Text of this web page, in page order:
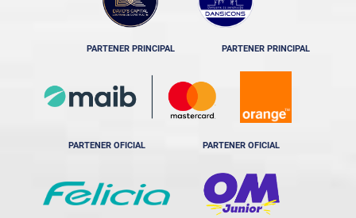
PARTENER PRINCIPAL PARTENER PRINCIPAL
PARTENER OFICIAL PARTENER OFICIAL